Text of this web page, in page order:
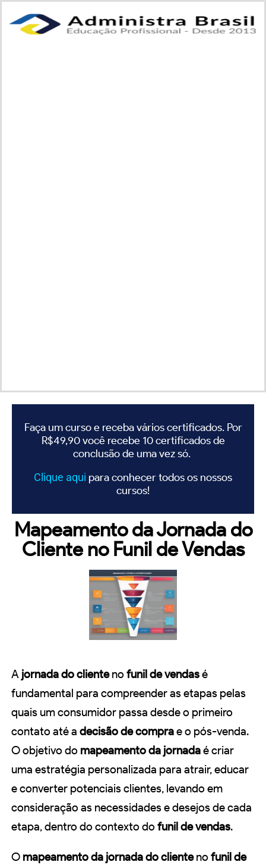
Faça um curso e receba vários certificados. Por
R$49,90 você recebe 10 certificados de
conclusão de uma vez só.
Clique aqui para conhecer todos os nossos
cursos!
Mapeamento da Jornada do
Cliente no Funil de Vendas
A jornada do clienteno funil de vendasé
fundamental para compreender as etapas pelas
quais um consumidor passa desde o primeiro
contato até a decisão de comprae o pós-venda.
O objetivo do mapeamento da jornadaé criar
uma estratégia personalizada para atrair, educar
e converter potenciais clientes, levando em
consideração as necessidades e desejos de cada
etapa, dentro do contexto do funil de vendas.
O mapeamento da jornada do clienteno funil de